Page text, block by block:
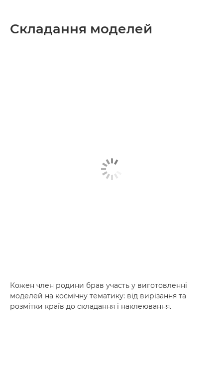
Складання моделей
Кожен член родини брав участь у виготовленні
моделей на космічну тематику: від вирізання та
розмітки країв до складання і наклеювання.